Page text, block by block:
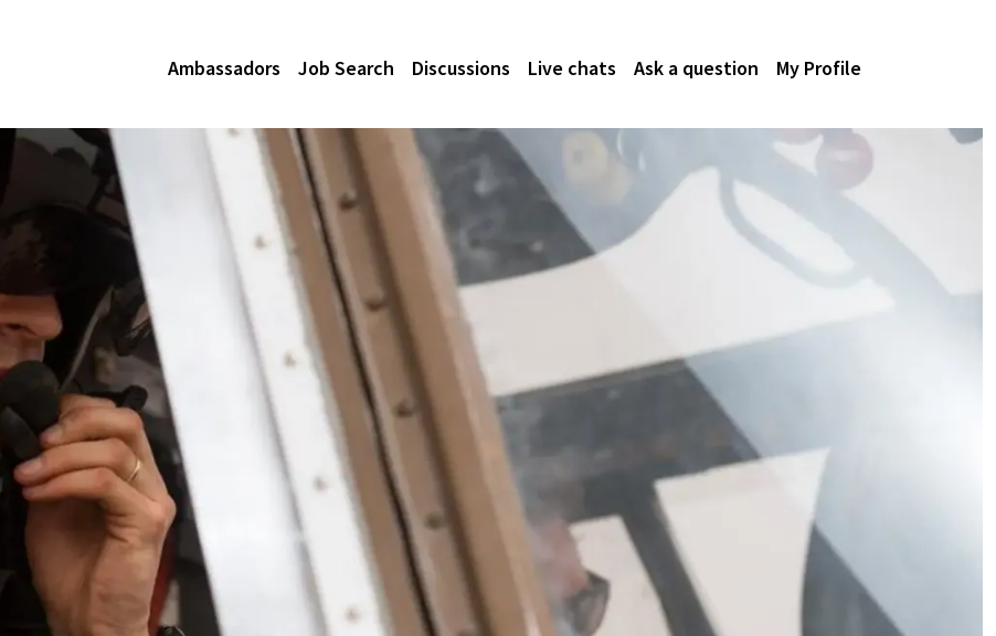
Ambassadors Job Search Discussions Live chats Ask a question My Profile